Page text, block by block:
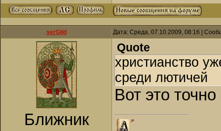
serGild Дата: Среда, 07.10.2009, 08:16 |
Ближник
Quote
христианство
среди лютичей
Вот это